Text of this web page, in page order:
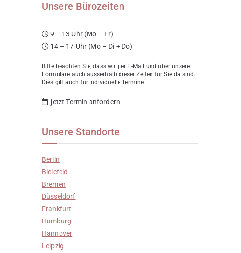
Unsere Bürozeiten
9 – 13 Uhr (Mo – Fr)
14 – 17 Uhr (Mo – Di + Do)
Bitte beachten Sie, dass wir per E-Mail und über unsere
Formulare auch ausserhalb dieser Zeiten für Sie da sind.
Dies gilt auch für individuelle Termine.
jetzt Termin anfordern
Unsere Standorte
Berlin
Bielefeld
Bremen
Düsseldorf
Frankfurt
Hamburg
Hannover
Leipzig